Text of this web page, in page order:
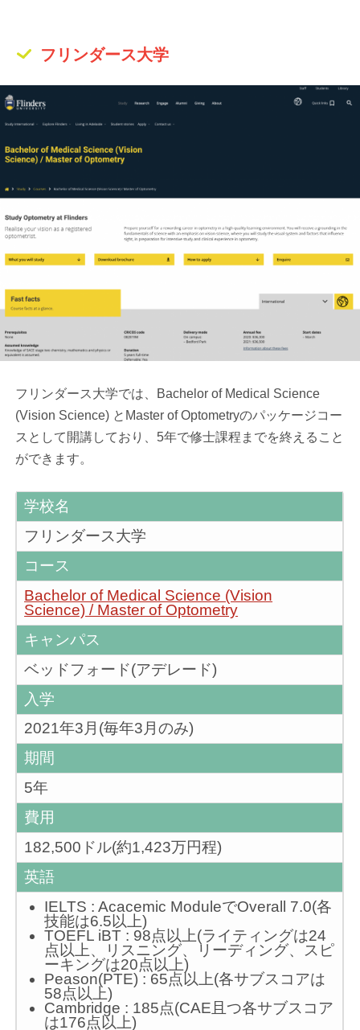
フリンダース大学
フリンダース大学では、Bachelor of Medical Science
(Vision Science) とMaster of Optometryのパッケージコー
スとして開講しており、5年で修士課程までを終えること
ができます。
学校名
フリンダース大学
コース
Bachelor of Medical Science (Vision
Science) / Master of Optometry
キャンパス
ベッドフォード(アデレード)
入学
2021年3月(毎年3月のみ)
期間
5年
費用
182,500ドル(約1,423万円程)
英語
IELTS : Acacemic ModuleでOverall 7.0(各
技能は6.5以上)
TOEFL iBT : 98点以上(ライティングは24
点以上、リスニング、リーディング、スピ
ーキングは20点以上)
Peason(PTE) : 65点以上(各サブスコアは
58点以上)
Cambridge : 185点(CAE且つ各サブスコア
は176点以上)